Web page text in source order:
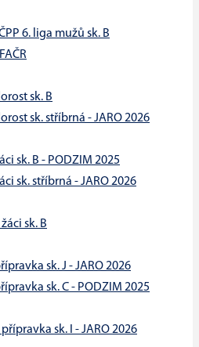
6. liga mužů sk. B
sk. B
sk. stříbrná - JARO 2026
sk. B - PODZIM 2025
sk. stříbrná - JARO 2026
sk. B
sk. J - JARO 2026
sk. C - PODZIM 2025
sk. I - JARO 2026